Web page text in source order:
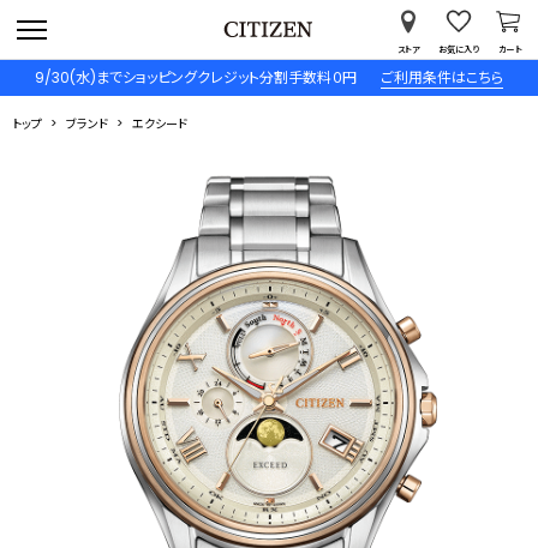
9/30(水)までショッピングクレジット分割手数料０円 ご利用条件はこちら
ストア お気に入り カート
トップ ブランド エクシード